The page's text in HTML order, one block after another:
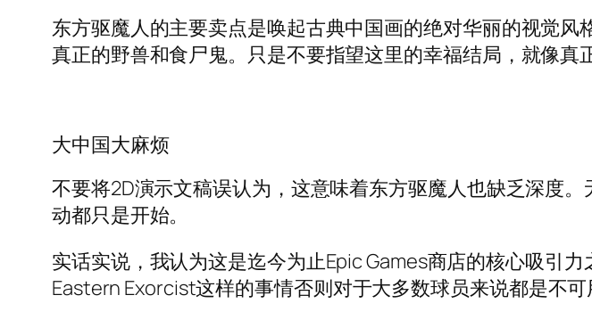
东方驱魔人的主要卖点是唤起古典中国画的绝对华丽的视觉
真正的野兽和食尸鬼。只是不要指望这里的幸福结局，就像真
大中国大麻烦
不要将2D演示文稿误认为，这意味着东方驱魔人也缺乏深度
动都只是开始。
实话实说，我认为这是迄今为止Epic Games商店的核心吸引
Eastern Exorcist这样的事情否则对于大多数球员来说都是不